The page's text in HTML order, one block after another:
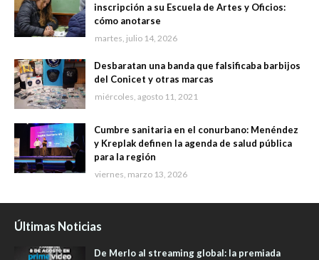
inscripción a su Escuela de Artes y Oficios:
cómo anotarse
martes, julio 14, 2026
Desbaratan una banda que falsificaba barbijos
del Conicet y otras marcas
miércoles, agosto 11, 2021
Cumbre sanitaria en el conurbano: Menéndez
y Kreplak definen la agenda de salud pública
para la región
viernes, marzo 13, 2026
Últimas Noticias
De Merlo al streaming global: la premiada